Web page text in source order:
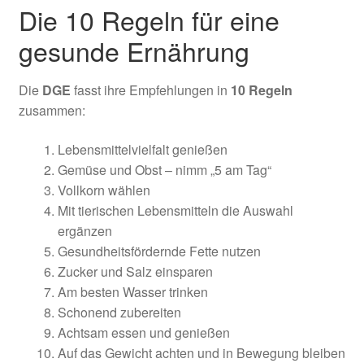
Die 10 Regeln für eine
gesunde Ernährung
Die DGE fasst ihre Empfehlungen in 10 Regeln
zusammen:
Lebensmittelvielfalt genießen
Gemüse und Obst – nimm „5 am Tag“
Vollkorn wählen
Mit tierischen Lebensmitteln die Auswahl
ergänzen
Gesundheitsfördernde Fette nutzen
Zucker und Salz einsparen
Am besten Wasser trinken
Schonend zubereiten
Achtsam essen und genießen
Auf das Gewicht achten und in Bewegung bleiben